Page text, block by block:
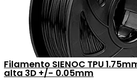
Filamento SIENOC TPU
alta 3D +/- 0.05mm